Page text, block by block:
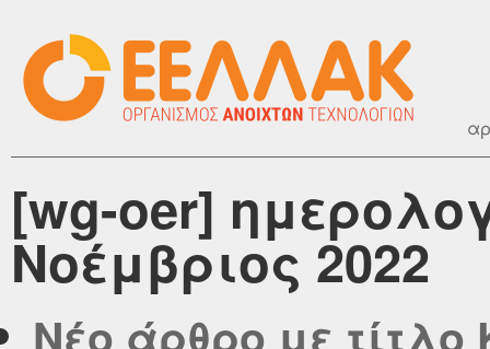
[wg-oer]
Νοέμβριος 2022
Νέο άρθρο με